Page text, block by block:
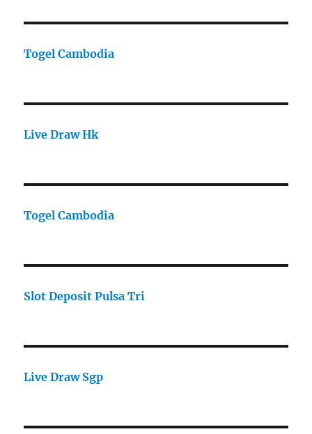
Togel Cambodia
Live Draw Hk
Togel Cambodia
Slot Deposit Pulsa Tri
Live Draw Sgp